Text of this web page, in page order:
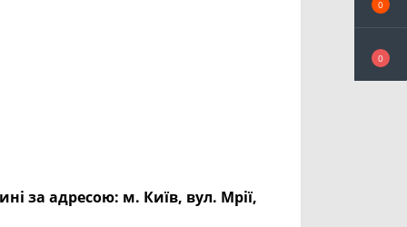
0
0
за адресою: м. Київ, вул. Мрії,